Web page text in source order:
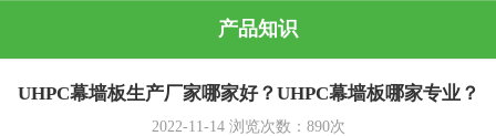
产品知识
UHPC幕墙板生产厂家哪家好？UHPC幕墙板哪家专业？
2022-11-14浏览次数： 890次